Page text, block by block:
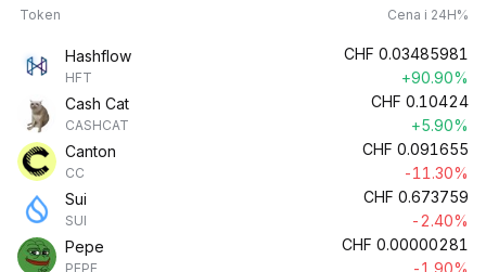
Token Cena i 24H%
Hashflow
HFT
CHF 0.03485981
+90.90%
Cash Cat
CASHCAT
CHF 0.10424
+5.90%
Canton
CC
CHF 0.091655
-11.30%
Sui
SUI
CHF 0.673759
-2.40%
Pepe
PEPE
CHF 0.00000281
-1.90%